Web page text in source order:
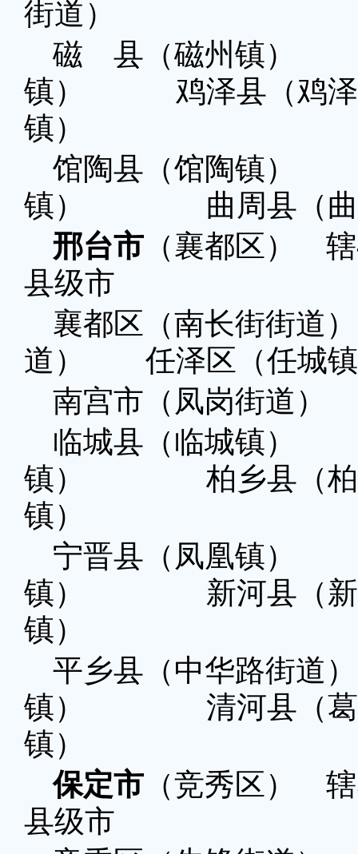
街道）
磁 县（磁州镇
镇） 鸡泽县（鸡
镇）
馆陶县（馆陶镇
镇） 曲周县（曲
邢台市 （襄都区）
县级市
襄都区（南长街街
道） 任泽区（任
南宫市（凤岗街道
临城县（临城镇
镇） 柏乡县（
镇）
宁晋县（凤凰镇
镇） 新河县（
镇）
平乡县（中华路街
镇） 清河县（葛
镇）
保定市 （竞秀区）
县级市